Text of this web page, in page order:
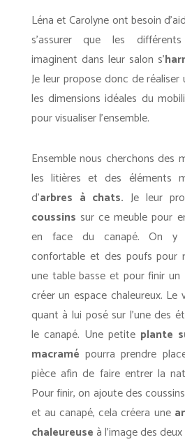
Léna et Carolyne ont besoin
s’assurer que les
imaginent dans leur salon s’
Je leur propose donc de réaliser
les dimensions idéales du
pour visualiser l’ensemble.
Ensemble nous cherchons des
les litières et des éléments
d’arbres à chats.Je leur
coussins sur ce meuble pour
en face du canapé. On y
confortable et des poufs pour
une table basse et pour finir un
créer un espace chaleureux. Le
quant à lui posé sur l’une des
le canapé. Une petite plante
macramé pourra prendre
pièce afin de faire entrer la
Pour finir, on ajoute des
et au canapé, cela créera une
chaleureuseà l’image des